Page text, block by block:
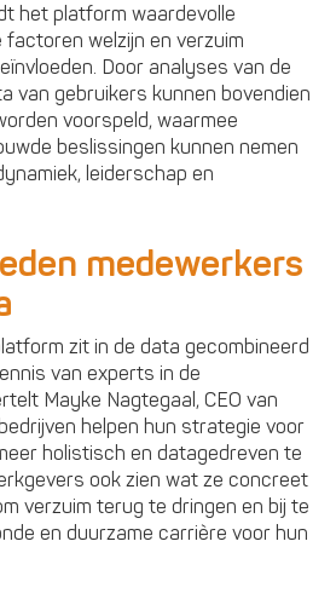
het platform waardevolle
welzijn en verzuim
Door analyses van de
van gebruikers kunnen bovendien
voorspeld, waarmee
beslissingen kunnen nemen
leiderschap en
medewerkers
zit in de data gecombineerd
van experts in de
Mayke Nagtegaal, CEO van
bedrijven helpen hun strategie voor
holistisch en datagedreven te
ook zien wat ze concreet
verzuim terug te dringen en bij te
en duurzame carrière voor hun